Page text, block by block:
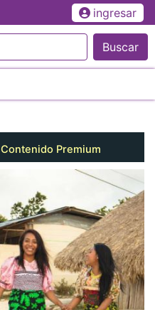
ingresar
Buscar
Contenido Premium